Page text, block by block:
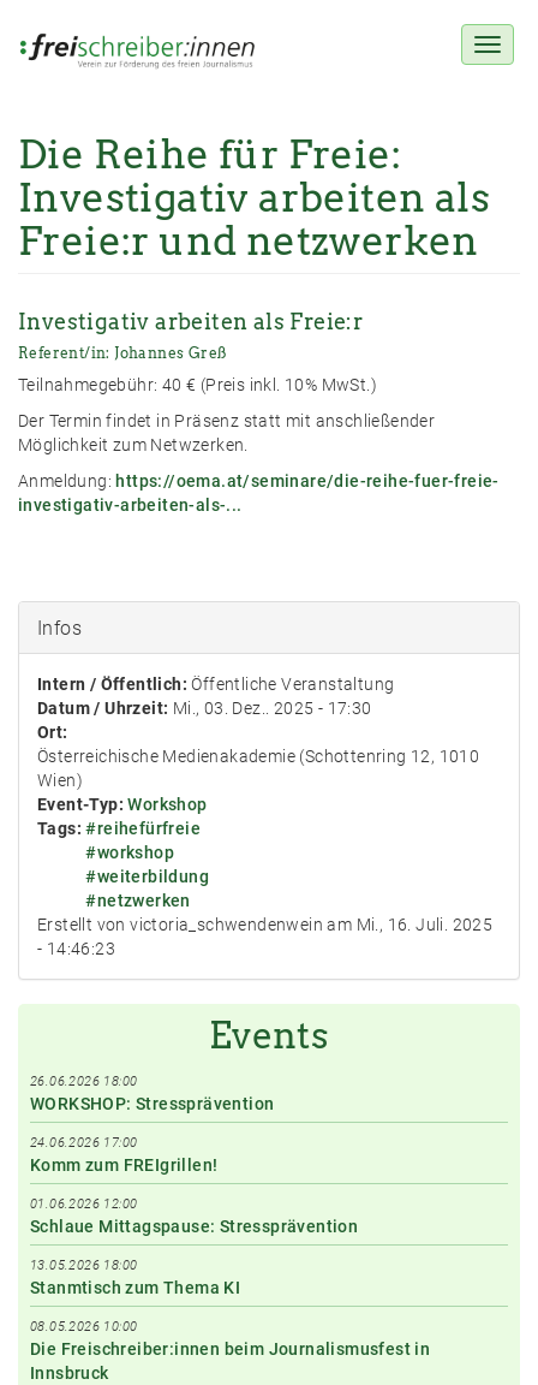
Direkt
zum
Inhalt
Toggle
Die Reihe für Freie:
Investigativ arbeiten als
Freie:r und netzwerken
Investigativ arbeiten als Freie:r
Referent/in: Johannes Greß
Teilnahmegebühr: 40 € (Preis inkl. 10% MwSt.)
Der Termin findet in Präsenz statt mit anschließender
Möglichkeit zum Netwzerken.
Anmeldung: https://oema.at/seminare/die-reihe-fuer-freie-
investigativ-arbeiten-als-...
Infos
Intern / Öffentlich:Öffentliche Veranstaltung
Datum / Uhrzeit: Mi., 03. Dez.. 2025 - 17:30
Ort:
Österreichische Medienakademie (Schottenring 12, 1010
Wien)
Event-Typ:Workshop
Tags:#reihefürfreie
#workshop
#weiterbildung
#netzwerken
Erstellt von victoria_schwendenwein am Mi., 16. Juli. 2025
- 14:46:23
Events
26.06.2026 18:00
WORKSHOP: Stressprävention
24.06.2026 17:00
Komm zum FREIgrillen!
01.06.2026 12:00
Schlaue Mittagspause: Stressprävention
13.05.2026 18:00
Stanmtisch zum Thema KI
08.05.2026 10:00
Die Freischreiber:innen beim Journalismusfest in
Innsbruck